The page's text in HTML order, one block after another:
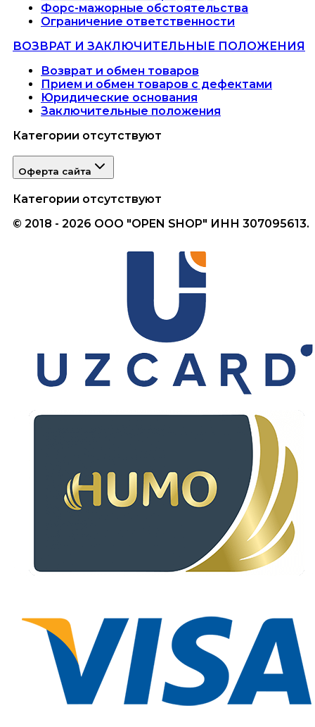
Форс-мажорные обстоятельства
Ограничение ответственности
ВОЗВРАТ И ЗАКЛЮЧИТЕЛЬНЫЕ ПОЛОЖЕНИЯ
Возврат и обмен товаров
Прием и обмен товаров с дефектами
Юридические основания
Заключительные положения
Категории отсутствуют
Оферта сайта
Категории отсутствуют
© 2018 - 2026 ООО "OPEN SHOP" ИНН 307095613.